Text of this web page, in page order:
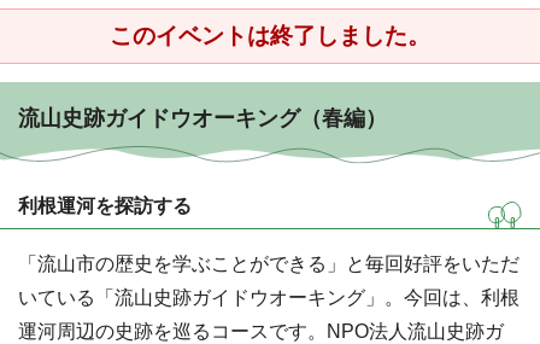
このイベントは終了しました。
流山史跡ガイドウオーキング（春編）
利根運河を探訪する
「流山市の歴史を学ぶことができる」と毎回好評をいただ
いている「流山史跡ガイドウオーキング」。今回は、利根
運河周辺の史跡を巡るコースです。NPO法人流山史跡ガ